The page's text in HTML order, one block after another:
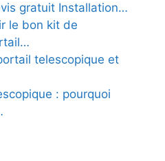
gratuit Installation…
le bon kit de
telescopique et
: pourquoi